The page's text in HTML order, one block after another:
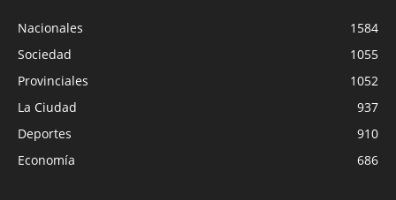
Nacionales
1584
Sociedad
1055
Provinciales
1052
La Ciudad
937
Deportes
910
Economía
686